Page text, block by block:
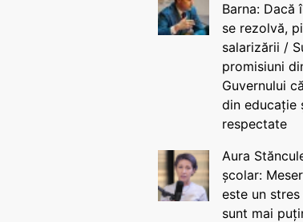
Barna: Dacă
se rezolvă,
salarizării /
promisiuni
Guvernului
din educație
respectate
Aura
școlar:
este un
sunt mai